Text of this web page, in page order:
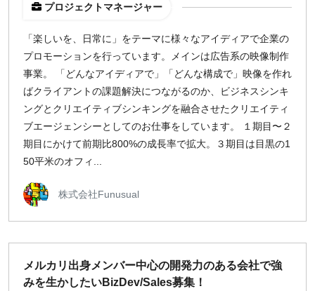
特徴
新規事業
スタートアップ
土日週末OK
稼働時間
週4日
週1日
地域
プロジェクトマネージャー
「楽しいを、日常に」をテーマに様々なアイディアで企業の
プロモーションを行っています。メインは広告系の映像制作
事業。 「どんなアイディアで」「どんな構成で」映像を作れ
ばクライアントの課題解決につながるのか、ビジネスシンキ
ングとクリエイティブシンキングを融合させたクリエイティ
ブエージェンシーとしてのお仕事をしています。 １期目〜２
期目にかけて前期比800%の成長率で拡大。３期目は目黒の1
50平米のオフィ...
株式会社Funusual
メルカリ出身メンバー中心の開発力のある会社で強
みを生かしたいBizDev/Sales募集！